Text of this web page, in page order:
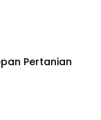
Pertanian